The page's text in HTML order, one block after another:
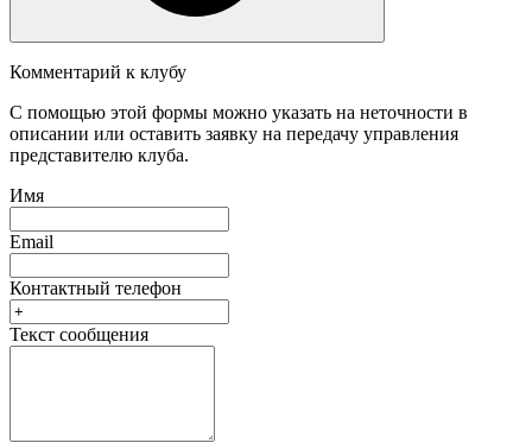
Комментарий к клубу
С помощью этой формы можно указать на неточности в
описании или оставить заявку на передачу управления
представителю клуба.
Имя
Email
Контактный телефон
Текст сообщения